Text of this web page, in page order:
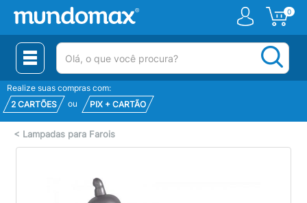
0
(pesquisar)
Realize suas compras com:
2 CARTÕES
ou PIX + CARTÃO
< Lampadas para Farois